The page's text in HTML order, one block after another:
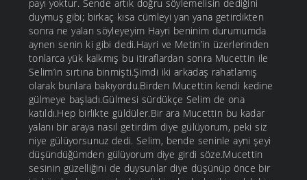
payı yoktur. Sende artık doğru söylemelisin dediğini
duymuş gibi; birkaç kısa cümleyi yan yana getirdikten
sonra ne yalan söyleyeyim Hayri beninim durumumda
aynen senin ki gibi dedi.Hayri ve Metin’in üzerlerinden
tonlarca yük kalkmış bu itiraflardan sonra Mucettin ile
Selim’in sırtına binmişti.Şimdi iki arkadaş rahatlamış
olarak bunlara bakıyordu.Birden Mucettin kendi kedine
gülmeye başladı.Gülmesi sürdükçe Selim de ona
katıldı.Hep birlikte güldüler.Bir ara Mucettin bu kadar
yalanı bir araya nasıl getirdim diye gülüyorum, peki siz
niye gülüyorsunuz dedi. Selim, bende seninle ayni şeyi
düşündüğümden gülüyorum diye girdi söze.Mucettin
sesinin güzelliğini de duysunlar diye düşünüp önce bir